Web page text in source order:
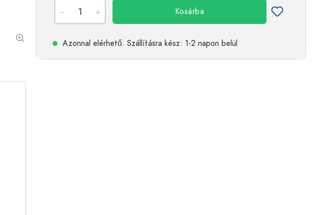
Kosárba
Azonnal elérhető. Szállításra kész: 1-2 napon belül